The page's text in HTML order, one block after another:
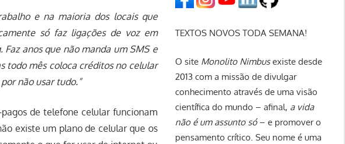
e na maioria dos locais que
só faz ligações de voz em
anos que não manda um SMS e
todo mês coloca créditos no celular
não usar tudo.”
de telefone celular funcionam
existe um plano de celular que os
TEXTOS NOVOS TODA SEMANA!
O site Monolito Nimbusexiste desde
2013 com a missão de divulgar
conhecimento através de uma visão
científica do mundo – afinal, a vida
não é um assunto só– e promover o
pensamento crítico. Seu nome é uma